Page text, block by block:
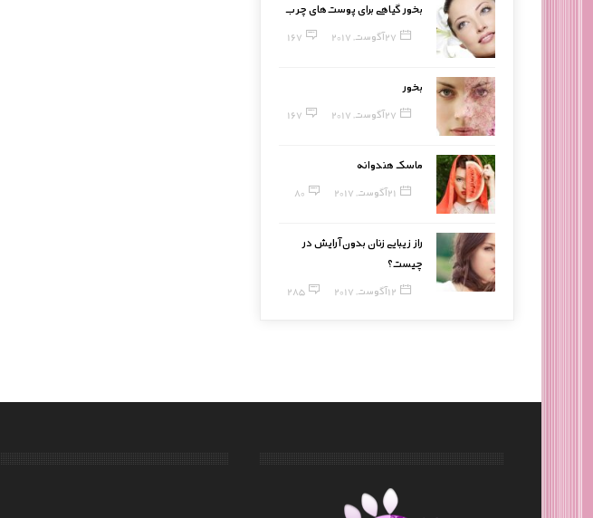
بخور گیاهی برای پوست‌های چرب
27 آگوست, 2017 167
بخور
27 آگوست, 2017 167
ماسک هندوانه
21 آگوست, 2017 80
راز زیبایی زنان بدون آرایش در
چیست؟
12 آگوست, 2017 285